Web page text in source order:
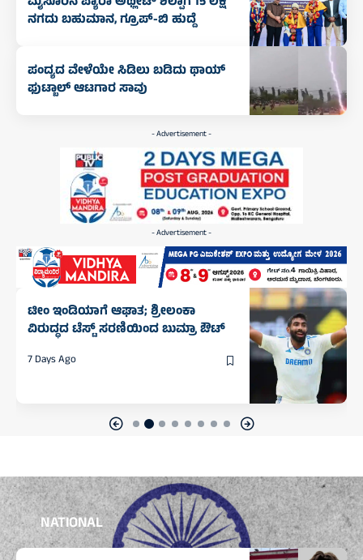
ನಗದು ಬಹುಮಾನ, ಗ್ರೂಪ್-ಬಿ ಹುದ್ದೆ
ಪಂದ್ಯದ ವೇಳೆಯೇ ಸಿಡಿಲು ಬಡಿದು ಥಾಯ್‌
ಫುಟ್ಬಾಲ್‌ ಆಟಗಾರ ಸಾವು
- Advertisement -
- Advertisement -
ಟೀಂ ಇಂಡಿಯಾಗೆ ಆಘಾತ; ಶ್ರೀಲಂಕಾ
ವಿರುದ್ಧದ ಟೆಸ್ಟ್‌ ಸರಣಿಯಿಂದ ಬುಮ್ರಾ ಔಟ್‌
7 Days Ago
NATIONAL